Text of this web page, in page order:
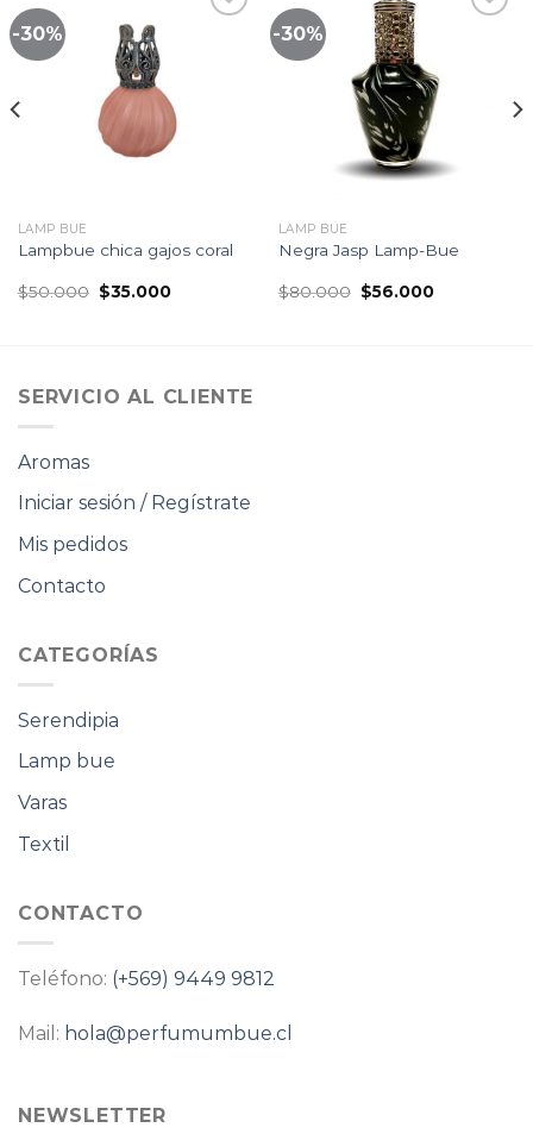
-30%
seguimiento
LAMP BUE
Lampbue chica gajos coral
$50.000 El
precio
$35.000El
-30%
seguimiento
LAMP BUE
Negra Jasp Lamp-Bue
$80.000 El
precio
$56.000El
SERVICIO AL CLIENTE
Aromas
Iniciar sesión / Regístrate
Mis pedidos
Contacto
CATEGORÍAS
Serendipia
Lamp bue
Varas
Textil
CONTACTO
Teléfono: (+569) 9449 9812
Mail: hola@perfumumbue.cl
NEWSLETTER